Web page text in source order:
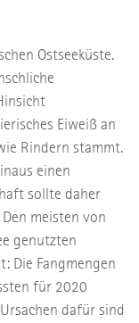
Ostseeküste.
Eiweiß an
Rindern stammt.
einen
sollte daher
meisten von
genutzten
Die Fangmengen
für 2020
dafür sind